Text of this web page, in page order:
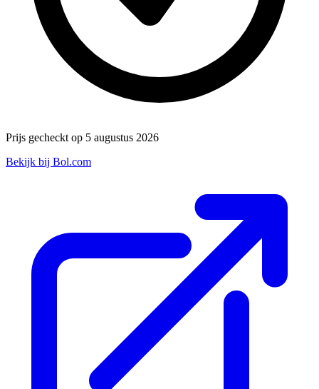
Prijs gecheckt op 5 augustus 2026
Bekijk bij Bol.com